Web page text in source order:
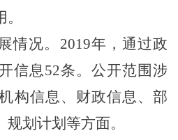
情况。 2019年，通过政
信息52条。公开范围涉
构信息、 财政信息 、部
规划计划 等方面。